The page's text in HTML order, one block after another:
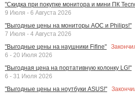
"Скидка при покупке монитора и мини ПК
9 Июля - 6 Августа 2026
"Выгодные цены на мониторы AOC и Philips!"
7 Июля - 4 Августа 2026
"Выгодные цены на наушники Fifine"
6 - 20 Июля 2026
"Выгодная цена на портативную колонку LG!"
6 - 31 Июля 2026
"Выгодные цены на ноутбуки ASUS!"